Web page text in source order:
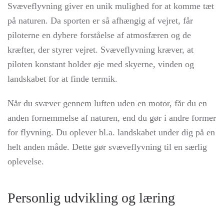
Svæveflyvning giver en unik mulighed for at komme tæt
på naturen. Da sporten er så afhængig af vejret, får
piloterne en dybere forståelse af atmosfæren og de
kræfter, der styrer vejret. Svæveflyvning kræver, at
piloten konstant holder øje med skyerne, vinden og
landskabet for at finde termik.
Når du svæver gennem luften uden en motor, får du en
anden fornemmelse af naturen, end du gør i andre former
for flyvning. Du oplever bl.a. landskabet under dig på en
helt anden måde. Dette gør svæveflyvning til en særlig
oplevelse.
Personlig udvikling og læring